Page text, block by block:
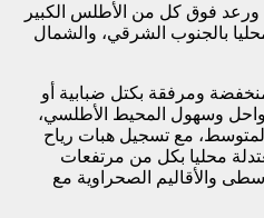
فوق كل من الأطلس الكبير
بالجنوب الشرقي، والشمال
ومرفقة بكتل ضبابية أو
وسهول المحيط الأطلسي،
مع تسجيل هبات رياح
محليا بكل من مرتفعات
والأقاليم الصحراوية مع